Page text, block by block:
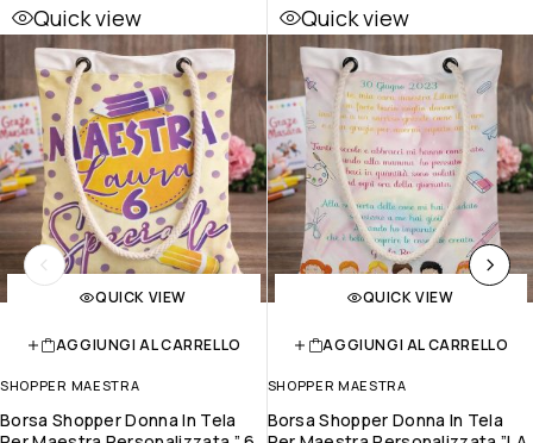
Quick view
QUICK VIEW
AGGIUNGI AL CARRELLO
SHOPPER MAESTRA
Borsa Shopper Donna In Tela
Quick view
QUICK VIEW
AGGIUNGI AL CARRELLO
SHOPPER MAESTRA
Borsa Shopper Donna In Tela